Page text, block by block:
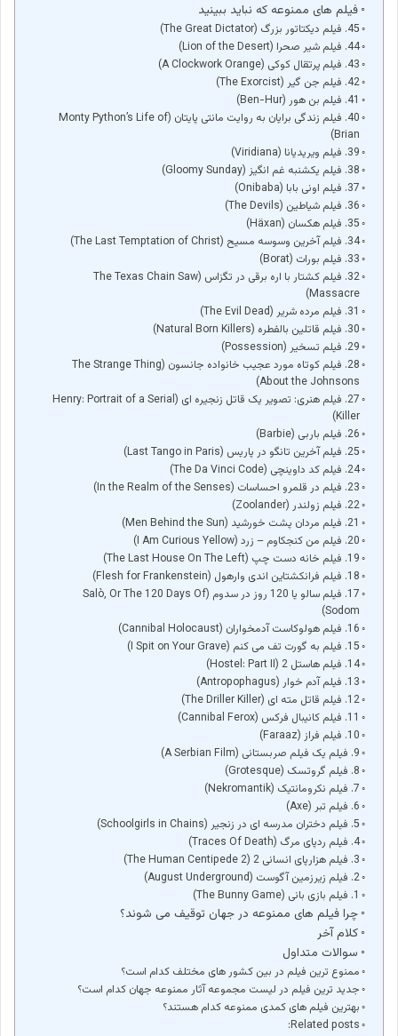
فیلم های ممنوعه که نباید ببینید
45. فیلم دیکتاتور بزرگ (The Great Dictator)
44. فیلم شیر صحرا (Lion of the Desert)
43. فیلم پرتقال کوکی (A Clockwork Orange)
42. فیلم جن گیر (The Exorcist)
41. فیلم بن هور (Ben-Hur)
40. فیلم زندگی برایان به روایت مانتی پایتان (Monty Python’s Life of
Brian)
39. فیلم ویریدیانا (Viridiana)
38. فیلم یکشنبه غم انگیز (Gloomy Sunday)
37. فیلم اونی بابا (Onibaba)
36. فیلم شیاطین (The Devils)
35. فیلم هکسان (Häxan)
34. فیلم آخرین وسوسه مسیح (The Last Temptation of Christ)
33. فیلم بورات (Borat)
32. فیلم کشتار با اره برقی در تگزاس (The Texas Chain Saw
Massacre)
31. فیلم مرده شریر (The Evil Dead)
30. فیلم قاتلین بالفطره (Natural Born Killers)
29. فیلم تسخیر (Possession)
28. فیلم کوتاه مورد عجیب خانواده جانسون (The Strange Thing
About the Johnsons)
27. فیلم هنری: تصویر یک قاتل زنجیره ای (Henry: Portrait of a Serial
Killer)
26. فیلم باربی (Barbie)
25. فیلم آخرین تانگو در پاریس (Last Tango in Paris)
24. فیلم کد داوینچی (The Da Vinci Code)
23. فیلم در قلمرو احساسات (In the Realm of the Senses)
22. فیلم زولندر (Zoolander)
21. فیلم مردان پشت خورشید (Men Behind the Sun)
20. فیلم من کنجکاوم – زرد (I Am Curious Yellow)
19. فیلم خانه دست چپ (The Last House On The Left)
18. فیلم فرانکشتاین اندی وارهول (Flesh for Frankenstein)
17. فیلم سالو یا 120 روز در سدوم (Salò, Or The 120 Days Of
Sodom)
16. فیلم هولوکاست آدمخواران (Cannibal Holocaust)
15. فیلم به گورت تف می کنم (I Spit on Your Grave)
14. فیلم هاستل 2 (Hostel: Part II)
13. فیلم آدم خوار (Antropophagus)
12. فیلم قاتل مته ای (The Driller Killer)
11. فیلم کانیبال فرکس (Cannibal Ferox)
10. فیلم فراز (Faraaz)
9. فیلم یک فیلم صربستانی (A Serbian Film)
8. فیلم گروتسک (Grotesque)
7. فیلم نکرومانتیک (Nekromantik)
6. فیلم تبر (Axe)
5. فیلم دختران مدرسه ای در زنجیر (Schoolgirls in Chains)
4. فیلم ردپای مرگ (Traces Of Death)
3. فیلم هزارپای انسانی 2 (The Human Centipede 2)
2. فیلم زیرزمین آگوست (August Underground)
1. فیلم بازی بانی (The Bunny Game)
چرا فیلم های ممنوعه در جهان توقیف می شوند؟
کلام آخر
سوالات متداول
ممنوع ترین فیلم در بین کشور های مختلف کدام است؟
جدید ترین فیلم در لیست مجموعه آثار ممنوعه جهان کدام است؟
بهترین فیلم های کمدی ممنوعه کدام هستند؟
Related posts: